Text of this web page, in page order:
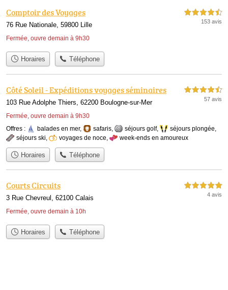
Comptoir des Voyages
76 Rue Nationale, 59800 Lille
Fermée, ouvre demain à 9h30
4,5 étoiles sur 5
153 avis
Horaires Téléphone
Côté Soleil - Expéditions voyages séminaires
103 Rue Adolphe Thiers, 62200 Boulogne-sur-Mer
Fermée, ouvre demain à 9h30
4,5 étoiles sur 5
57 avis
Offres : balades en mer, safaris séjours golf, séjours plongée
séjours ski
voyages de noce week-ends en amoureux
Horaires Téléphone
Courts Circuits
3 Rue Chevreul, 62100 Calais
Fermée, ouvre demain à 10h
5,0 étoiles sur 5
4 avis
Horaires Téléphone